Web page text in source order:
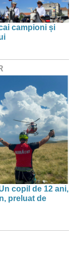
campioni și
copil de 12 ani,
preluat de